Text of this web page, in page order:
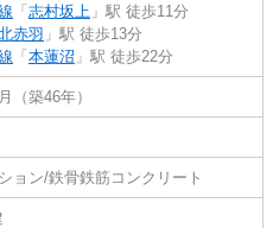
「 志村坂上 」駅 徒歩11分
赤羽 」駅 徒歩13分
「 本蓮沼 」駅 徒歩22分
（築46年）
ョン/鉄骨鉄筋コンクリート